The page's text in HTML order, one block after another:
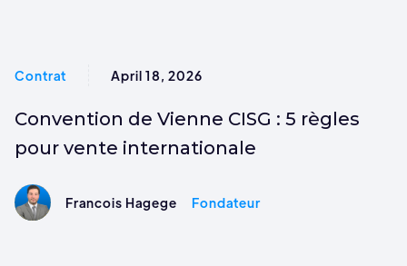
Contrat April 18, 2026
Convention de Vienne CISG : 5 règles
pour vente internationale
Francois Hagege Fondateur